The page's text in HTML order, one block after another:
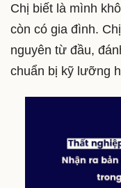
Chị biết là mình
còn có gia đình.
nguyên từ đầu,
chuẩn bị kỹ lưỡng